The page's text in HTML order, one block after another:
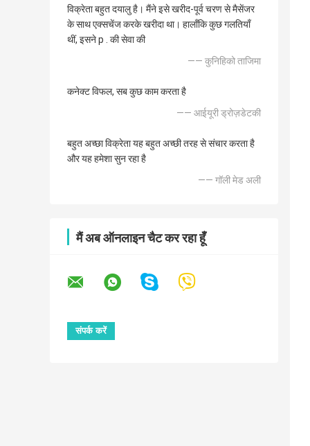
विक्रेता बहुत दयालु है। मैंने इसे खरीद-पूर्व चरण से मैसेंजर
के साथ एक्सचेंज करके खरीदा था। हालाँकि कुछ गलतियाँ
थीं, इसने p . की सेवा की
—— कुनिहिको ताजिमा
कनेक्ट विफल, सब कुछ काम करता है
—— आईयूरी ड्रोज़डेटकी
बहुत अच्छा विक्रेता यह बहुत अच्छी तरह से संचार करता है
और यह हमेशा सुन रहा है
—— गॉली मेड अली
मैं अब ऑनलाइन चैट कर रहा हूँ